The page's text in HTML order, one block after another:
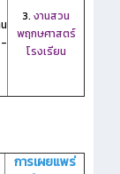
3. งานสวน
พฤกษศาสตร์
โรงเรียน
การเผยแพร่